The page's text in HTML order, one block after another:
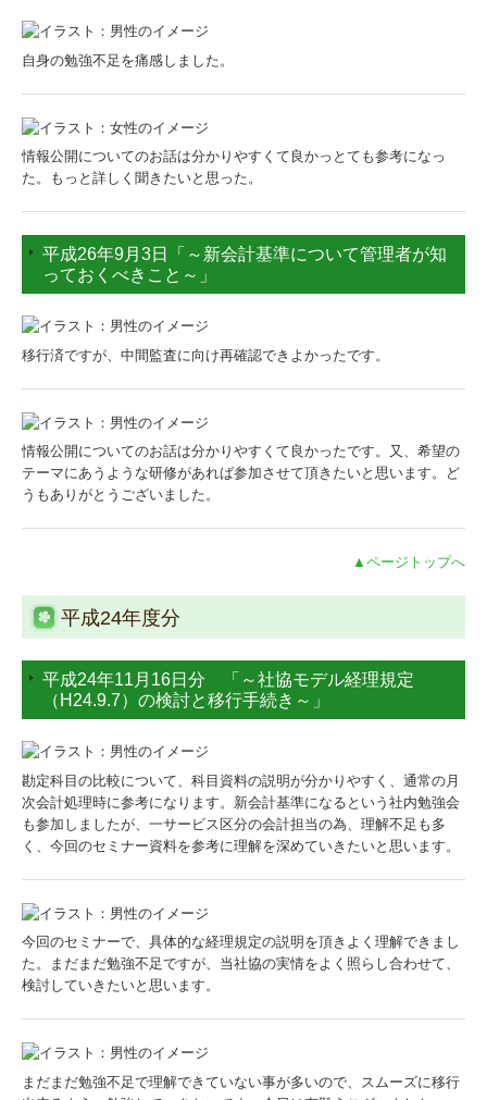
自身の勉強不足を痛感しました。
情報公開についてのお話は分かりやすくて良かっとても参考になっ
た。もっと詳しく聞きたいと思った。
平成26年9月3日「～新会計基準について管理者が知
っておくべきこと～」
移行済ですが、中間監査に向け再確認できよかったです。
情報公開についてのお話は分かりやすくて良かったです。又、希望の
テーマにあうような研修があれば参加させて頂きたいと思います。ど
うもありがとうございました。
▲ページトップへ
平成24年度分
平成24年11月16日分 「～社協モデル経理規定
（H24.9.7）の検討と移行手続き～」
勘定科目の比較について、科目資料の説明が分かりやすく、通常の月
次会計処理時に参考になります。新会計基準になるという社内勉強会
も参加しましたが、一サービス区分の会計担当の為、理解不足も多
く、今回のセミナー資料を参考に理解を深めていきたいと思います。
今回のセミナーで、具体的な経理規定の説明を頂きよく理解できまし
た。まだまだ勉強不足ですが、当社協の実情をよく照らし合わせて、
検討していきたいと思います。
まだまだ勉強不足で理解できていない事が多いので、スムーズに移行